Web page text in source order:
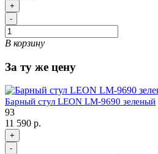
+
-
В корзину
За ту же цену
Барный стул LEON LM-9690 зеленый
93
11 590 р.
+
-